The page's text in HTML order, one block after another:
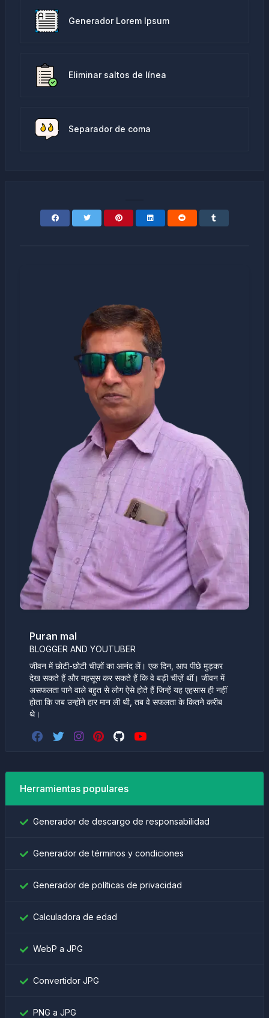
Generador Lorem Ipsum
Eliminar saltos de línea
Separador de coma
Puran mal
BLOGGER AND YOUTUBER
जीवन में छोटी-छोटी चीज़ों का आनंद लें। एक दिन, आप पीछे मुड़कर
देख सकते हैं और महसूस कर सकते हैं कि वे बड़ी चीज़ें थीं। जीवन में
असफलता पाने वाले बहुत से लोग ऐसे होते हैं जिन्हें यह एहसास ही नहीं
होता कि जब उन्होंने हार मान ली थी, तब वे सफलता के कितने करीब
थे।
Herramientas populares
Generador de descargo de responsabilidad
Generador de términos y condiciones
Generador de políticas de privacidad
Calculadora de edad
WebP a JPG
Convertidor JPG
PNG a JPG